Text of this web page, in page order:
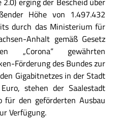
Höhe von 1.497.432
durch das Ministerium für
Anhalt gemäß Gesetz
„Corona“ gewährten
Förderung des Bundes zur
Gigabitnetzes in der Stadt
stehen der Saalestadt
den geförderten Ausbau
Verfügung.